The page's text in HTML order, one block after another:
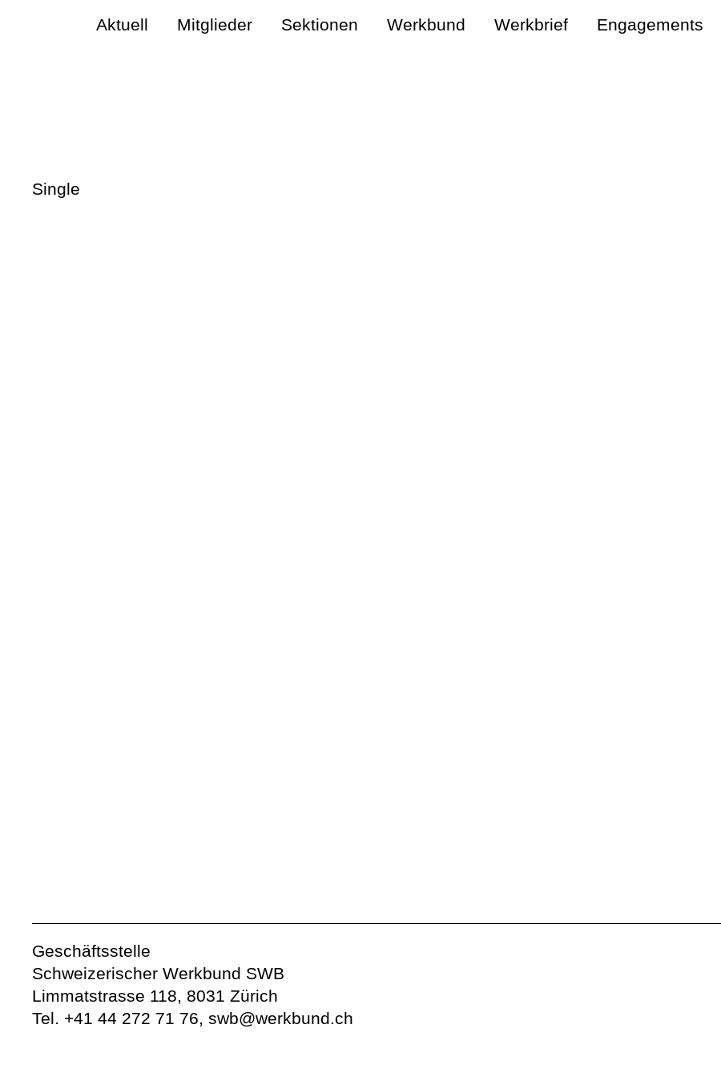
Aktuell Mitglieder Sektionen Werkbund Werkbrief Engagements
Single
Geschäftsstelle
Schweizerischer Werkbund SWB
Limmatstrasse 118, 8031 Zürich
Tel. +41 44 272 71 76 swb@werkbund.ch